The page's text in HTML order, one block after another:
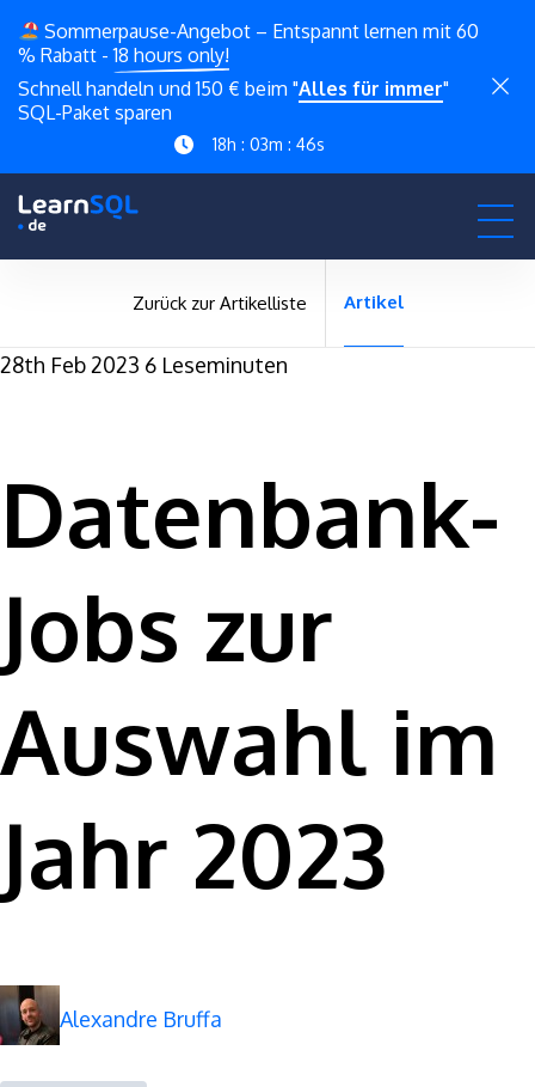
Sommerpause-Angebot – Entspannt lernen mit 60
% Rabatt -18 hours only!
Schnell handeln und 150 € beim "Alles für immer"
SQL-Paket sparen
18h : 03m : 45s
Zurück zur Artikelliste Artikel
28th Feb 2023 6 Leseminuten
Datenbank-
Jobs zur
Auswahl im
Jahr 2023
Alexandre Bruffa